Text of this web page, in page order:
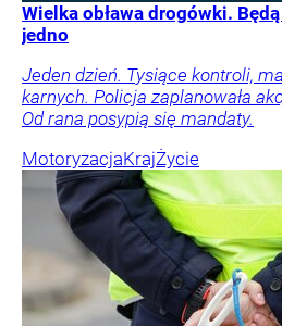
Wielka obława drogówki.
jedno
Jeden dzień. Tysiące kontroli,
karnych. Policja zaplanowała
Od rana posypią się mandaty.
MotoryzacjaKrajŻycie